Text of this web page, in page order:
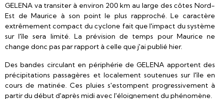
GELENA va transiter à environ 200 km au large des côtes Nord-
Est de Maurice à son point le plus rapproché. Le caractère
extrêmement compact du cyclone fait que l'impact du système
sur l'île sera limité. La prévision de temps pour Maurice ne
change donc pas par rapport à celle que j'ai publié hier.
Des bandes circulant en périphérie de GELENA apportent des
précipitations passagères et localement soutenues sur l'île en
cours de matinée. Ces pluies s'estompent progressivement à
partir du début d'après midi avec l'éloignement du phénomène.